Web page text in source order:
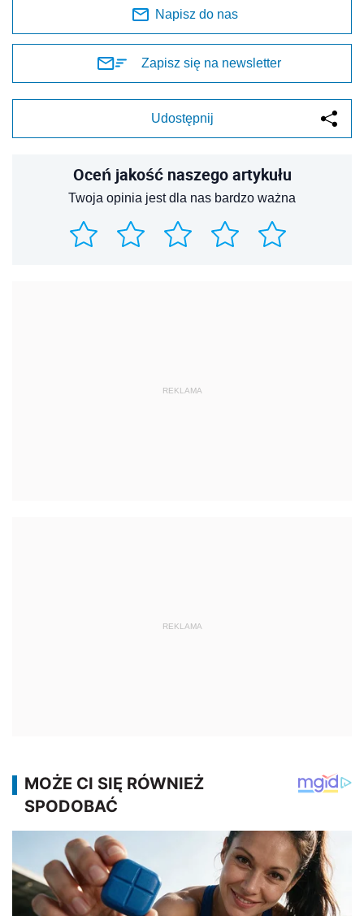
Napisz do nas
Zapisz się na newsletter
Udostępnij
Oceń jakość naszego artykułu
Twoja opinia jest dla nas bardzo ważna
REKLAMA
REKLAMA